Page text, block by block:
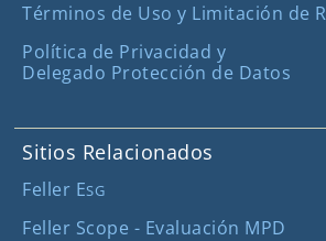
Términos de Uso y Limitación de
Política de Privacidad y
Delegado Protección de Datos
Sitios Relacionados
Feller ESG
Feller Scope - Evaluación MPD